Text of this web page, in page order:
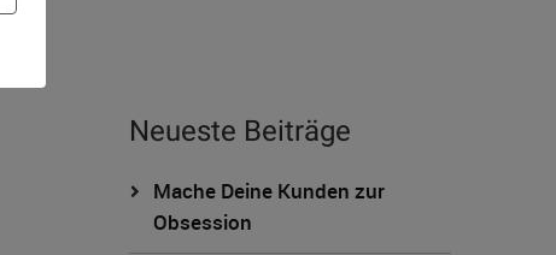
Neueste Beiträge
Mache Deine Kunden zur
Obsession